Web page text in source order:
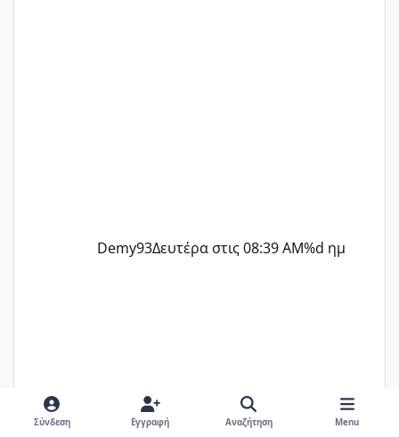
Demy93Δευτέρα στις 08:39 AM%d ημ
Σύνδεση Εγγραφή Αναζήτηση Menu